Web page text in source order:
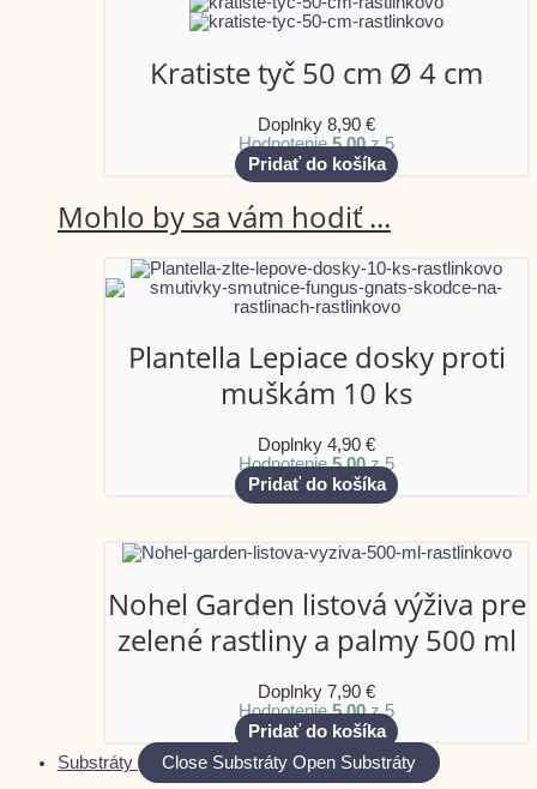
Kratiste tyč 50 cm Ø 4 cm
Doplnky 8,90 €
Hodnotenie5.00z 5
Pridať do košíka
Mohlo by sa vám hodiť ...
Plantella Lepiace dosky proti
muškám 10 ks
Doplnky 4,90 €
Hodnotenie5.00z 5
Pridať do košíka
Nohel Garden listová výživa pre
zelené rastliny a palmy 500 ml
Doplnky 7,90 €
Hodnotenie5.00z 5
Pridať do košíka
Substráty
Close Substráty Open Substráty